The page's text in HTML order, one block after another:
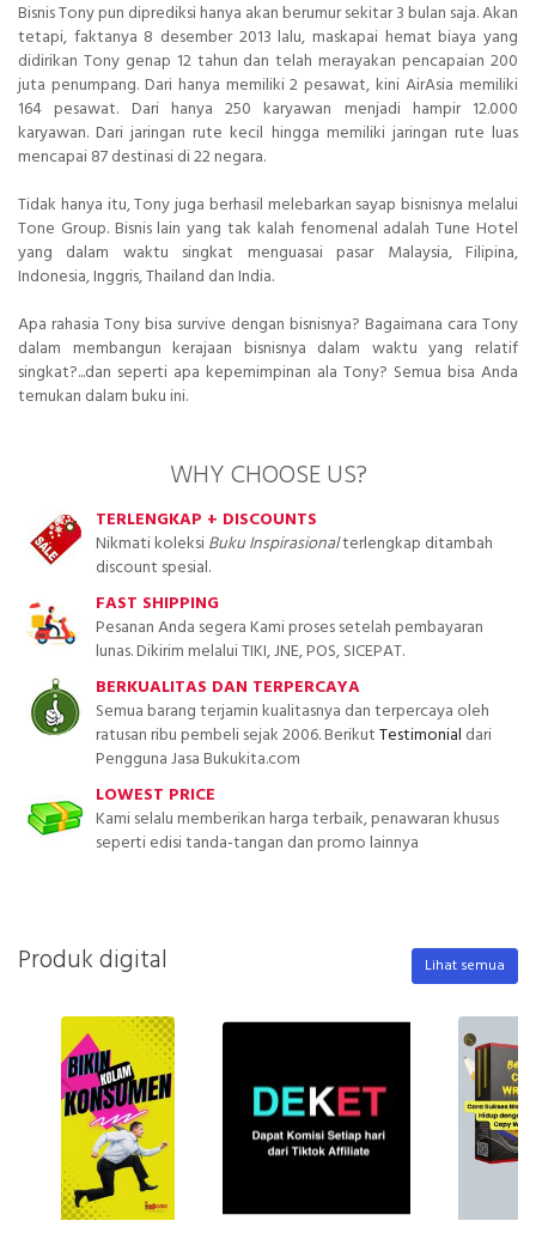
Bisnis Tony pun diprediksi hanya akan berumur sekitar 3 bulan saja. Akan
tetapi, faktanya 8 desember 2013 lalu, maskapai hemat biaya yang
didirikan Tony genap 12 tahun dan telah merayakan pencapaian 200
juta penumpang. Dari hanya memiliki 2 pesawat, kini AirAsia memiliki
164 pesawat. Dari hanya 250 karyawan menjadi hampir 12.000
karyawan. Dari jaringan rute kecil hingga memiliki jaringan rute luas
mencapai 87 destinasi di 22 negara.
Tidak hanya itu, Tony juga berhasil melebarkan sayap bisnisnya melalui
Tone Group. Bisnis lain yang tak kalah fenomenal adalah Tune Hotel
yang dalam waktu singkat menguasai pasar Malaysia, Filipina,
Indonesia, Inggris, Thailand dan India.
Apa rahasia Tony bisa survive dengan bisnisnya? Bagaimana cara Tony
dalam membangun kerajaan bisnisnya dalam waktu yang relatif
singkat?...dan seperti apa kepemimpinan ala Tony? Semua bisa Anda
temukan dalam buku ini.
WHY CHOOSE US?
TERLENGKAP + DISCOUNTS
Nikmati koleksiBuku Inspirasionalterlengkap ditambah
discount spesial.
FAST SHIPPING
Pesanan Anda segera Kami proses setelah pembayaran
lunas. Dikirim melalui TIKI, JNE, POS, SICEPAT.
BERKUALITAS DAN TERPERCAYA
Semua barang terjamin kualitasnya dan terpercaya oleh
ratusan ribu pembeli sejak 2006. BerikutTestimonial dari
Pengguna Jasa Bukukita.com
LOWEST PRICE
Kami selalu memberikan harga terbaik, penawaran khusus
seperti edisi tanda-tangan dan promo lainnya
Produk digital Lihat semua